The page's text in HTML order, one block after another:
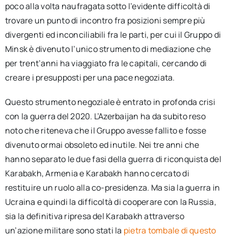
poco alla volta naufragata sotto l’evidente difficoltà di
trovare un punto di incontro fra posizioni sempre più
divergenti ed inconciliabili fra le parti, per cui il Gruppo di
Minsk è divenuto l’unico strumento di mediazione che
per trent’anni ha viaggiato fra le capitali, cercando di
creare i presupposti per una pace negoziata.
Questo strumento negoziale è entrato in profonda crisi
con la guerra del 2020. L’Azerbaijan ha da subito reso
noto che riteneva che il Gruppo avesse fallito e fosse
divenuto ormai obsoleto ed inutile. Nei tre anni che
hanno separato le due fasi della guerra di riconquista del
Karabakh, Armenia e Karabakh hanno cercato di
restituire un ruolo alla co-presidenza. Ma sia la guerra in
Ucraina e quindi la difficoltà di cooperare con la Russia,
sia la definitiva ripresa del Karabakh attraverso
un’azione militare sono stati la pietra tombale di questo